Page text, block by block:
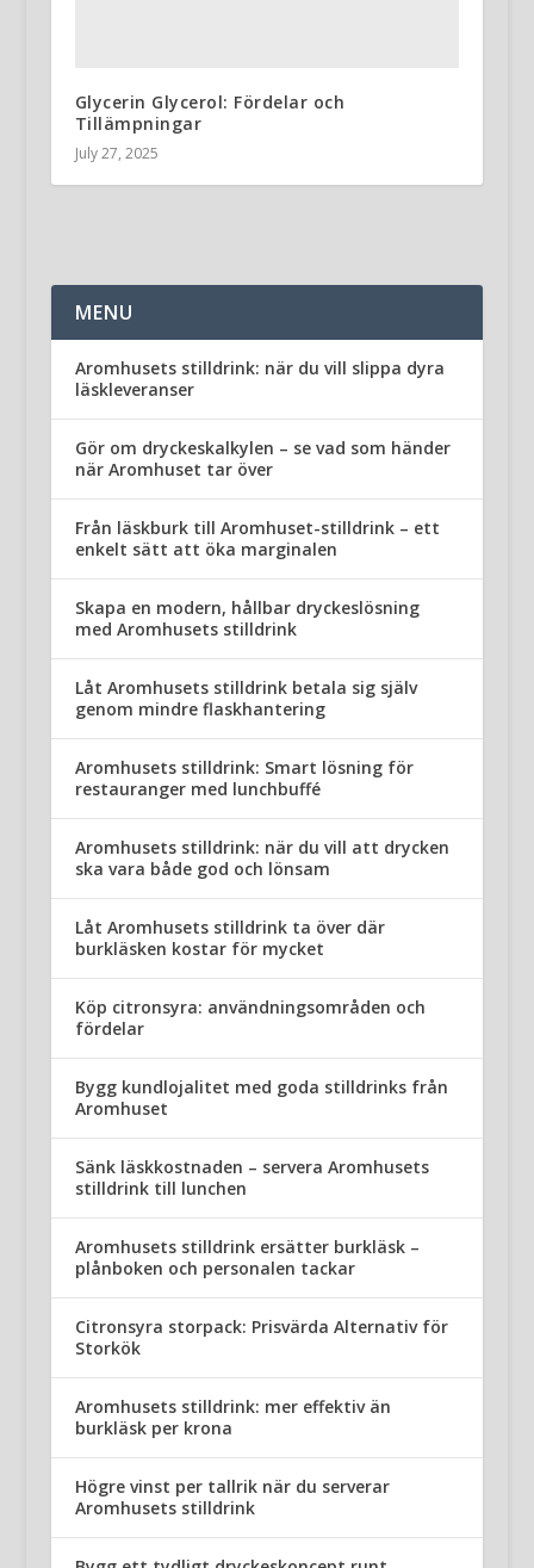
Glycerin Glycerol: Fördelar och
Tillämpningar
July 27, 2025
MENU
Aromhusets stilldrink: när du vill slippa dyra
läskleveranser
Gör om dryckeskalkylen – se vad som händer
när Aromhuset tar över
Från läskburk till Aromhuset-stilldrink – ett
enkelt sätt att öka marginalen
Skapa en modern, hållbar dryckeslösning
med Aromhusets stilldrink
Låt Aromhusets stilldrink betala sig själv
genom mindre flaskhantering
Aromhusets stilldrink: Smart lösning för
restauranger med lunchbuffé
Aromhusets stilldrink: när du vill att drycken
ska vara både god och lönsam
Låt Aromhusets stilldrink ta över där
burkläsken kostar för mycket
Köp citronsyra: användningsområden och
fördelar
Bygg kundlojalitet med goda stilldrinks från
Aromhuset
Sänk läskkostnaden – servera Aromhusets
stilldrink till lunchen
Aromhusets stilldrink ersätter burkläsk –
plånboken och personalen tackar
Citronsyra storpack: Prisvärda Alternativ för
Storkök
Aromhusets stilldrink: mer effektiv än
burkläsk per krona
Högre vinst per tallrik när du serverar
Aromhusets stilldrink